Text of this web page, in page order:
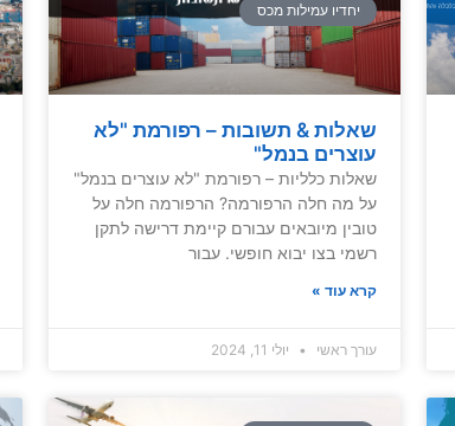
יחדיו עמילות מכס
שאלות & תשובות – רפורמת "לא
עוצרים בנמל"
שאלות כלליות – רפורמת "לא עוצרים בנמל"
על מה חלה הרפורמה? הרפורמה חלה על
טובין מיובאים עבורם קיימת דרישה לתקן
רשמי בצו יבוא חופשי. עבור
קרא עוד »
עורך ראשי יולי 11, 2024